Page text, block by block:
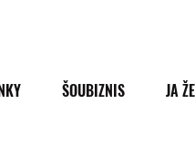
ŠOUBIZNIS JA